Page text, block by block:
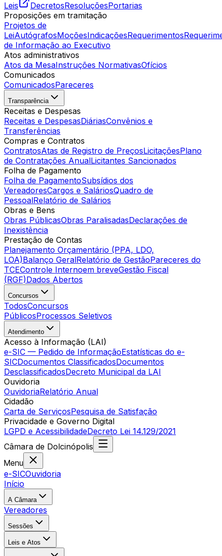
Leis
DecretosResoluçõesPortarias
Proposições em tramitação
Projetos de
LeiAutógrafosMoçõesIndicaçõesRequerimentos
de Informação ao Executivo
Atos administrativos
Atos da MesaInstruções NormativasOfícios
Comunicados
ComunicadosPareceres
Transparência
Receitas e Despesas
Receitas e DespesasDiáriasConvênios e
Transferências
Compras e Contratos
ContratosAtas de Registro de PreçosLicitaçõesPlano
de Contratações AnualLicitantes Sancionados
Folha de Pagamento
Folha de PagamentoSubsídios dos
VereadoresCargos e SaláriosQuadro de
PessoalRelatório de Salários
Obras e Bens
Obras PúblicasObras ParalisadasDeclarações de
Inexistência
Prestação de Contas
Planejamento Orçamentário (PPA, LDO,
LOA)Balanço GeralRelatório de GestãoPareceres do
TCEControle Internoem breveGestão Fiscal
(RGF)Dados Abertos
Concursos
TodosConcursos
PúblicosProcessos Seletivos
Atendimento
Acesso à Informação (LAI)
e-SIC — Pedido de InformaçãoEstatísticas do e-
SICDocumentos ClassificadosDocumentos
DesclassificadosDecreto Municipal da LAI
Ouvidoria
OuvidoriaRelatório Anual
Cidadão
Carta de ServiçosPesquisa de Satisfação
Privacidade e Governo Digital
LGPD e AcessibilidadeDecreto Lei 14.129/2021
Câmara de Dolcinópolis
Menu
e-SICOuvidoria
Início
A Câmara
Vereadores
Sessões
Leis e Atos